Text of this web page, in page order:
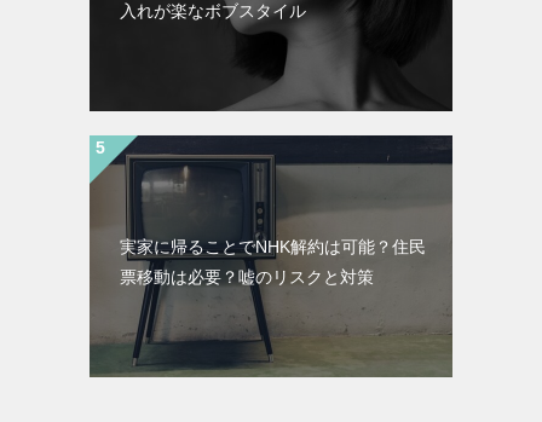
入れが楽なボブスタイル
実家に帰ることでNHK解約は可能？住民
票移動は必要？嘘のリスクと対策